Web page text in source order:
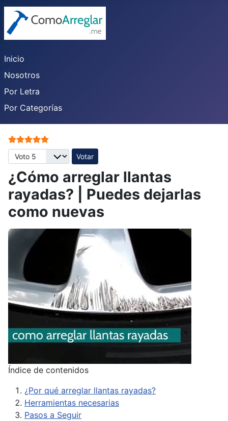
Inicio
Nosotros
Por Letra
Por Categorías
Ratio:5/5
Por favor, vote
¿Cómo arreglar llantas
rayadas? | Puedes dejarlas
como nuevas
Índice de contenidos
¿Por qué arreglar llantas rayadas?
Herramientas necesarias
Pasos a Seguir